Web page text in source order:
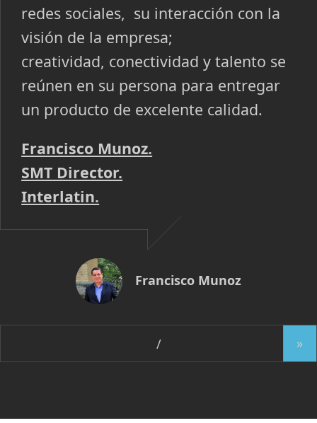
redes sociales, su interacción con la
visión de la empresa;
creatividad, conectividad y talento se
reúnen en su persona para entregar
un producto de excelente calidad.
Francisco Munoz.
SMT Director.
Interlatin.
Francisco Munoz
»